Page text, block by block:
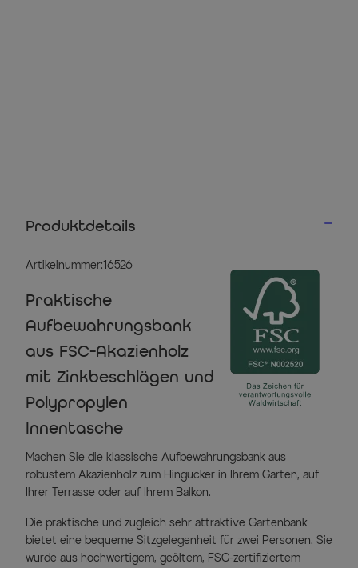
Produktdetails
Artikelnummer:16526
Praktische
Aufbewahrungsbank
aus FSC-Akazienholz
mit Zinkbeschlägen und
Polypropylen
Innentasche
Machen Sie die klassische Aufbewahrungsbank aus
robustem Akazienholz zum Hingucker in Ihrem Garten, auf
Ihrer Terrasse oder auf Ihrem Balkon.
Die praktische und zugleich sehr attraktive Gartenbank
bietet eine bequeme Sitzgelegenheit für zwei Personen. Sie
wurde aus hochwertigem, geöltem, FSC-zertifiziertem